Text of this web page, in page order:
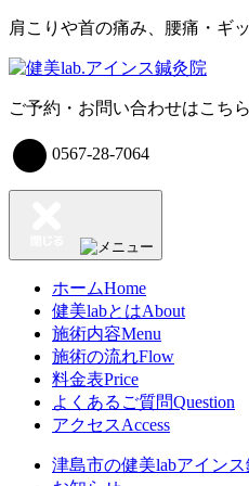
肩こりや首の痛み、腰痛・ギ
コ
テ
ン
ツ
ご予約・お問い合わせはこちら
0567-28-7064
ホームHome
健美labとはAbout
施術内容Menu
施術の流れFlow
料金表Price
よくあるご質問Question
アクセスAccess
津島市の健美labアイン